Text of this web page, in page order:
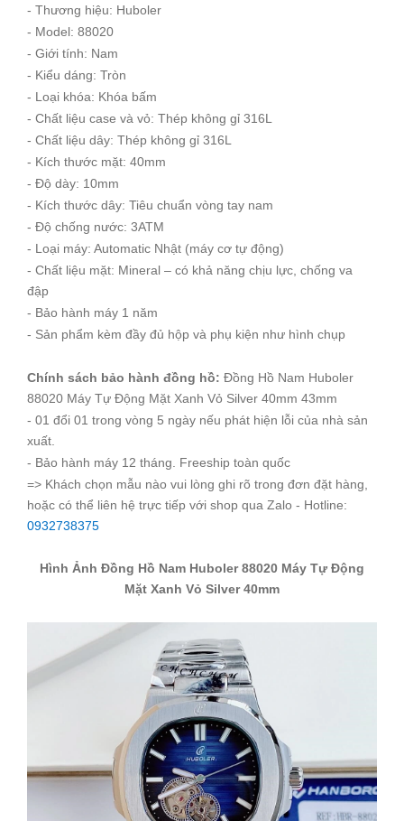
- Thương hiệu: Huboler
- Model: 88020
- Giới tính: Nam
- Kiểu dáng: Tròn
- Loại khóa: Khóa bấm
- Chất liệu case và vỏ: Thép không gỉ 316L
- Chất liệu dây: Thép không gỉ 316L
- Kích thước mặt: 40mm
- Độ dày: 10mm
- Kích thước dây: Tiêu chuẩn vòng tay nam
- Độ chống nước: 3ATM
- Loại máy: Automatic Nhật (máy cơ tự động)
- Chất liệu mặt: Mineral – có khả năng chịu lực, chống va
đập
- Bảo hành máy 1 năm
- Sản phẩm kèm đầy đủ hộp và phụ kiện như hình chụp
Chính sách bảo hành đồng hồ: Đồng Hồ Nam Huboler
88020 Máy Tự Động Mặt Xanh Vỏ Silver 40mm 43mm
- 01 đổi 01 trong vòng 5 ngày nếu phát hiện lỗi của nhà sản
xuất.
- Bảo hành máy 12 tháng. Freeship toàn quốc
=> Khách chọn mẫu nào vui lòng ghi rõ trong đơn đặt hàng,
hoặc có thể liên hệ trực tiếp với shop qua Zalo - Hotline:
0932738375
Hình Ảnh Đồng Hồ Nam Huboler 88020 Máy Tự Động
Mặt Xanh Vỏ Silver 40mm